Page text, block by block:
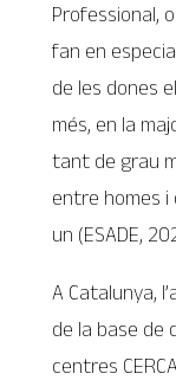
Professional,
fan en
de les dones
més, en la
tant de grau
entre homes i
un (ESADE,
A Catalunya,
de la base de
centres